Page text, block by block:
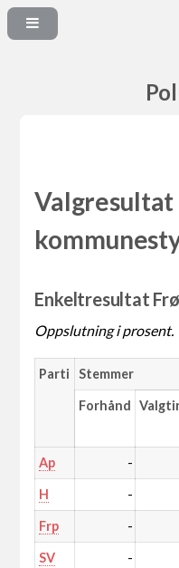
Valgresultat
Enkeltresultat
Oppslutning i prosent.
Parti Stemmer
Forhånd
Ap -
H -
Frp -
SV -